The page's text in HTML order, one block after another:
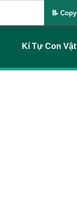
Kí Tự Con Vật
📝 Copy